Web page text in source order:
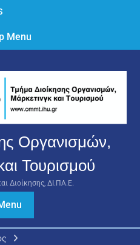
εργαλείων
2025-
Menu
Οργανισμών,
Τουρισμού
Διοίκησης, ΔΙ.ΠΑ.Ε.